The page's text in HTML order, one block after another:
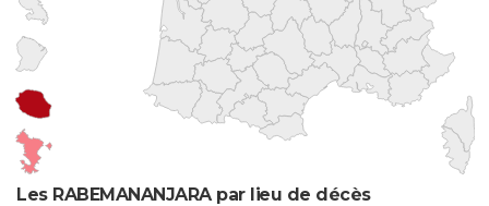
Les RABEMANANJARA par lieu de décès